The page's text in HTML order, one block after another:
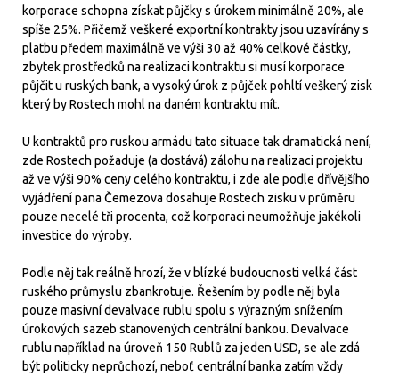
korporace schopna získat půjčky s úrokem minimálně 20%, ale
spíše 25%. Přičemž veškeré exportní kontrakty jsou uzavírány s
platbu předem maximálně ve výši 30 až 40% celkové částky,
zbytek prostředků na realizaci kontraktu si musí korporace
půjčit u ruských bank, a vysoký úrok z půjček pohltí veškerý zisk
který by Rostech mohl na daném kontraktu mít.
U kontraktů pro ruskou armádu tato situace tak dramatická není,
zde Rostech požaduje (a dostává) zálohu na realizaci projektu
až ve výši 90% ceny celého kontraktu, i zde ale podle dřívějšího
vyjádření pana Čemezova dosahuje Rostech zisku v průměru
pouze necelé tři procenta, což korporaci neumožňuje jakékoli
investice do výroby.
Podle něj tak reálně hrozí, že v blízké budoucnosti velká část
ruského průmyslu zbankrotuje. Řešením by podle něj byla
pouze masivní devalvace rublu spolu s výrazným snížením
úrokových sazeb stanovených centrální bankou. Devalvace
rublu například na úroveň 150 Rublů za jeden USD, se ale zdá
být politicky neprůchozí, neboť centrální banka zatím vždy